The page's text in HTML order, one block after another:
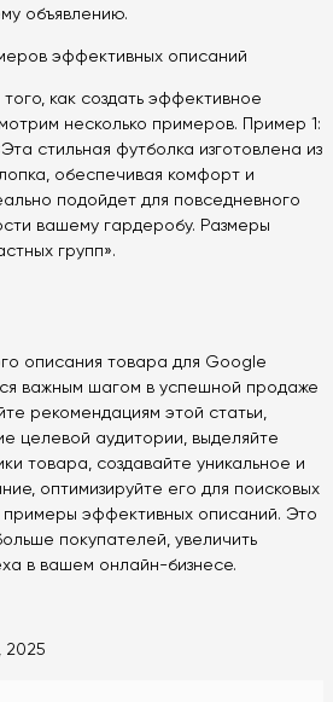
объявлению.
эффективных описаний
как создать эффективное
несколько примеров. Пример 1:
стильная футболка изготовлена из
обеспечивая комфорт и
подойдет для повседневного
вашему гардеробу. Размеры
групп».
описания товара для Google
важным шагом в успешной продаже
рекомендациям этой статьи,
целевой аудитории, выделяйте
товара, создавайте уникальное и
оптимизируйте его для поисковых
примеры эффективных описаний. Это
покупателей, увеличить
в вашем онлайн-бизнесе.
2025